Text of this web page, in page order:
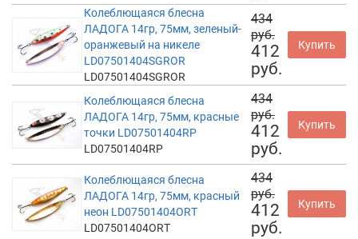
Колеблющаяся блесна
ЛАДОГА 14гр, 75мм, зеленый-
оранжевый на никеле
LD07501404SGROR
LD07501404SGROR
434
руб.
412
руб.
Купить
Колеблющаяся блесна
ЛАДОГА 14гр, 75мм, красные
точки LD07501404RP
LD07501404RP
434
руб.
412
руб.
Купить
Колеблющаяся блесна
ЛАДОГА 14гр, 75мм, красный
неон LD07501404ORT
LD07501404ORT
434
руб.
412
руб.
Купить